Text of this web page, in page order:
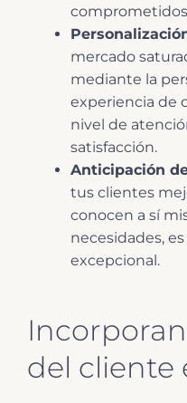
mercado
mediante la
experiencia de
nivel de
satisfacción.
Anticipación
tus clientes
conocen a sí
necesidades,
excepcional.
del cliente